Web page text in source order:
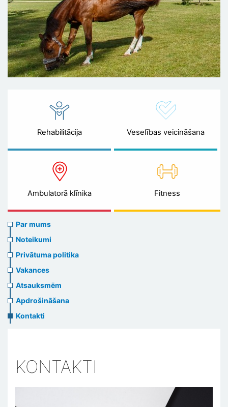
Rehabilitācija Veselības veicināšana
Ambulatorā klīnika Fitness
About
us
header
menu
Par mums
Noteikumi
Privātuma politika
Vakances
Atsauksmēm
Apdrošināšana
Kontakti
KONTAKTI